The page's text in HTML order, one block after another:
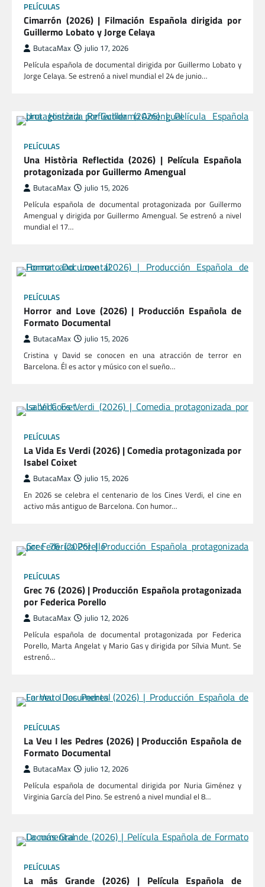
PELÍCULAS
Cimarrón (2026) | Filmación Española dirigida por
Guillermo Lobato y Jorge Celaya
ButacaMax julio 17, 2026
Película española de documental dirigida por Guillermo Lobato y
Jorge Celaya. Se estrenó a nivel mundial el 24 de junio…
PELÍCULAS
Una Història Reflectida (2026) | Película Española
protagonizada por Guillermo Amengual
ButacaMax julio 15, 2026
Película española de documental protagonizada por Guillermo
Amengual y dirigida por Guillermo Amengual. Se estrenó a nivel
mundial el 17…
PELÍCULAS
Horror and Love (2026) | Producción Española de
Formato Documental
ButacaMax julio 15, 2026
Cristina y David se conocen en una atracción de terror en
Barcelona. Él es actor y músico con el sueño…
PELÍCULAS
La Vida Es Verdi (2026) | Comedia protagonizada por
Isabel Coixet
ButacaMax julio 15, 2026
En 2026 se celebra el centenario de los Cines Verdi, el cine en
activo más antiguo de Barcelona. Con humor…
PELÍCULAS
Grec 76 (2026) | Producción Española protagonizada
por Federica Porello
ButacaMax julio 12, 2026
Película española de documental protagonizada por Federica
Porello, Marta Angelat y Mario Gas y dirigida por Sílvia Munt. Se
estrenó…
PELÍCULAS
La Veu I les Pedres (2026) | Producción Española de
Formato Documental
ButacaMax julio 12, 2026
Película española de documental dirigida por Nuria Giménez y
Virginia García del Pino. Se estrenó a nivel mundial el 8…
PELÍCULAS
La más Grande (2026) | Película Española de